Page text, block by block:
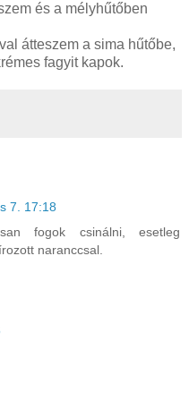
és a mélyhűtőben
átteszem a sima hűtőbe,
fagyit kapok.
7. 17:18
fogok csinálni, esetleg
naranccsal.